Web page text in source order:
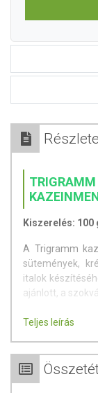
Kiszerelés: 100
A Trigramm
sütemények,
italok
ajánlott, a
Jellemzők:
Teljes leírás